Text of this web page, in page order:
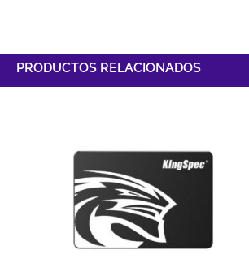
PRODUCTOS RELACIONADOS